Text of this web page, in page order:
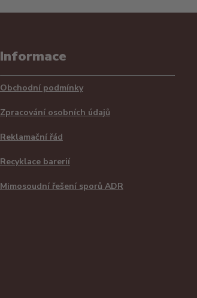
Informace
Obchodní podmínky
Zpracování osobních údajů
Reklamační řád
Recyklace barerií
Mimosoudní řešení sporů ADR